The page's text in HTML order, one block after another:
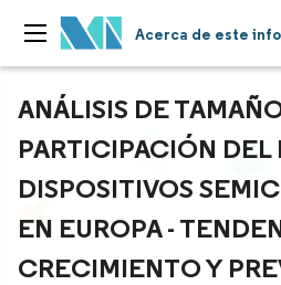
Acerca de este
ANÁLISIS DE
PARTICIPACIÓN
DISPOSITIVOS
EN EUROPA -
CRECIMIENTO Y